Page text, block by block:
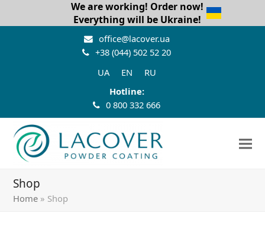
We are working! Order now!
Everything will be Ukraine!
office@lacover.ua
+38 (044) 502 52 20
UA
EN
RU
Hotline:
0 800 332 666
Shop
Home » Shop